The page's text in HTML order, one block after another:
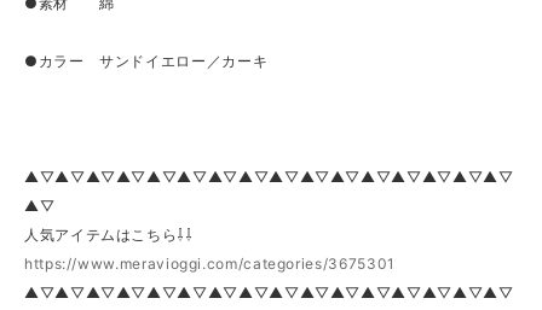
●カラー サンドイエロー／カーキ
▲▽▲▽▲▽▲▽▲▽▲▽▲▽▲▽▲▽▲▽▲▽▲▽▲▽▲▽▲▽▲▽
▲▽
人気アイテムはこちら⇩⇩
https://www.meravioggi.com/categories/3675301
▲▽▲▽▲▽▲▽▲▽▲▽▲▽▲▽▲▽▲▽▲▽▲▽▲▽▲▽▲▽▲▽